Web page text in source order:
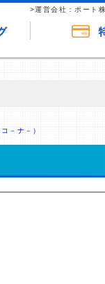
>運営会社：ポート
－ナ－）